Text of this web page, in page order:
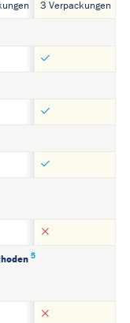
3 Verpackungen
5